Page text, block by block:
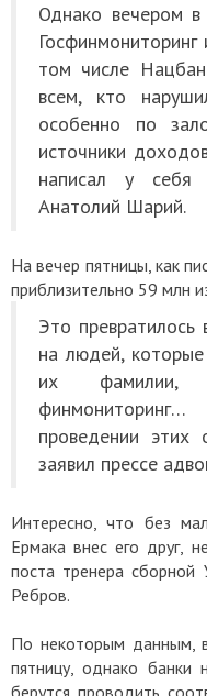
Однако вечером в
том числе
всем, кто
особенно по
источники
написал у себя
Анатолий Шарий.
На вечер пятницы, как
приблизительно 59 млн
Это
на людей,
их
проведении этих
заявил прессе
Интересно, что без
Ермака внес его друг,
поста тренера сборной
Ребров.
По некоторым данным,
пятницу, однако банки